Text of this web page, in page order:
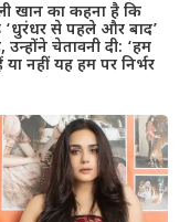
खान का कहना है कि
‘धुरंधर से पहले और बाद’
चेतावनी दी: ‘हम
नहीं यह हम पर निर्भर